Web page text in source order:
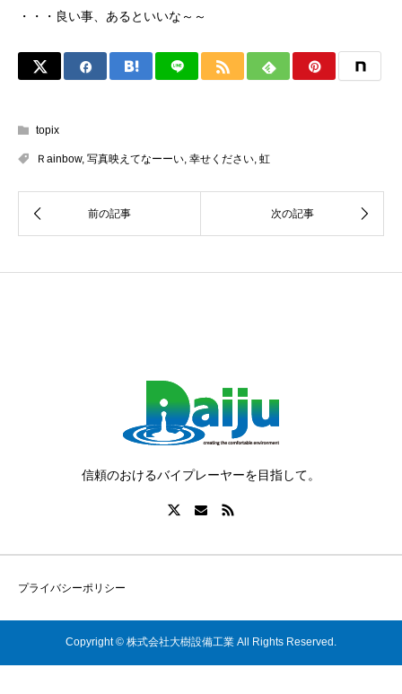
・・・良い事、あるといいな～～
topix
Ｒainbow, 写真映えてなーーい 幸せください 虹
信頼のおけるバイプレーヤーを目指して。
プライバシーポリシー
Copyright © 株式会社大樹設備工業 All Rights Reserved.